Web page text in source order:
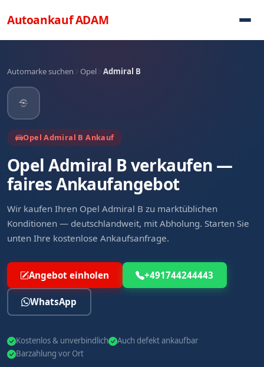
AutoankaufADAM
Automarke suchen Opel Admiral B
Opel Admiral B Ankauf
Opel Admiral B verkaufen —
faires Ankaufangebot
Wir kaufen Ihren Opel Admiral B zu marktüblichen
Konditionen — deutschlandweit, mit Abholung. Starten Sie
unten Ihre kostenlose Ankaufsanfrage.
Angebot einholen +491744244443
WhatsApp
Kostenlos & unverbindlich
Auch defekt ankaufbar
Barzahlung vor Ort